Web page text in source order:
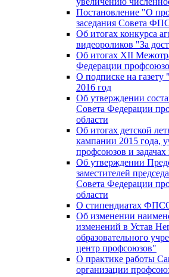
Постановление "О
заседания Совета
Об итогах конкурса
видеороликов "За
Об итогах XII
Федерации
О подписке на газету
2016 год
Об утверждении
Совета Федерации
области
Об итогах детской
кампании 2015 года,
профсоюзов и задачах
Об утверждении
заместителей
Совета Федерации
области
О стипендиатах
Об изменении
изменений в Устав
образовательного
центр профсоюзов"
О практике работы
организации